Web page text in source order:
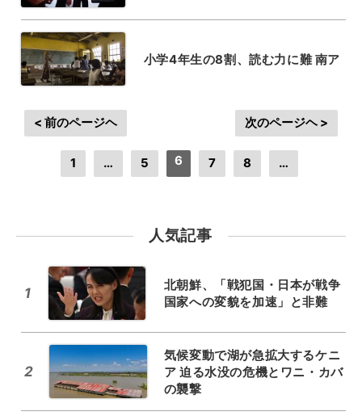
小学4年生の8割、読む力に難 南ア
< 前のページヘ
1 … 5 6 7 8 …
次のページヘ >
人気記事
1
北朝鮮、「戦犯国・日本が戦争
国家への変貌を加速」と非難
2
気候変動で湖が急拡大するケニ
ア 迫る水没の危機とワニ・カバ
の襲撃